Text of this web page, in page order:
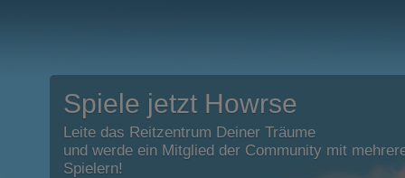
Spiele jetzt Howrse
Leite das Reitzentrum Deiner Träume
und werde ein Mitglied der Community mit
Spielern!